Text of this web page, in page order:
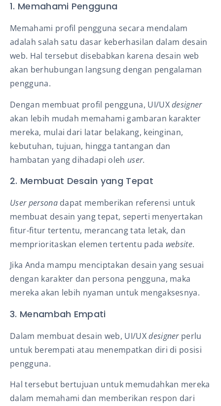
1. Memahami Pengguna
Memahami profil pengguna secara mendalam
adalah salah satu dasar keberhasilan dalam desain
web. Hal tersebut disebabkan karena desain web
akan berhubungan langsung dengan pengalaman
pengguna.
Dengan membuat profil pengguna, UI/UXdesigner
akan lebih mudah memahami gambaran karakter
mereka, mulai dari latar belakang, keinginan,
kebutuhan, tujuan, hingga tantangan dan
hambatan yang dihadapi oleh user.
2. Membuat Desain yang Tepat
User personadapat memberikan referensi untuk
membuat desain yang tepat, seperti menyertakan
fitur-fitur tertentu, merancang tata letak, dan
memprioritaskan elemen tertentu pada website.
Jika Anda mampu menciptakan desain yang sesuai
dengan karakter dan persona pengguna, maka
mereka akan lebih nyaman untuk mengaksesnya.
3. Menambah Empati
Dalam membuat desain web, UI/UXdesigner perlu
untuk berempati atau menempatkan diri di posisi
pengguna.
Hal tersebut bertujuan untuk memudahkan mereka
dalam memahami dan memberikan respon dari